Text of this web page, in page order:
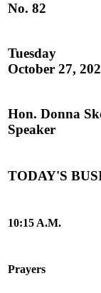
No. 82
Tuesday
October 27,
Hon. Donna
Speaker
TODAY'S
10:15 A.M.
Prayers